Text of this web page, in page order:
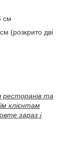
см
(розкрито дві
ресторанів та
клієнтам
зараз і